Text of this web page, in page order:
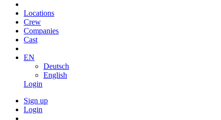
Locations
Crew
Companies
Cast
EN
Deutsch
English
Login
Sign up
Login